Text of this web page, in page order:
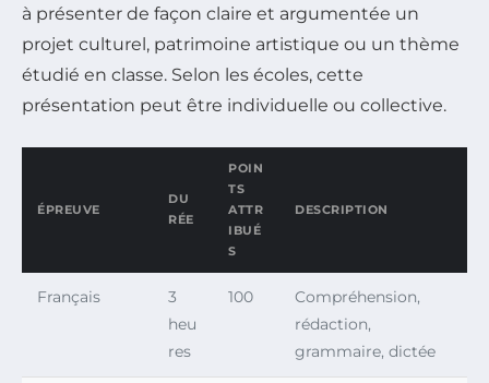
à présenter de façon claire et argumentée un
projet culturel, patrimoine artistique ou un thème
étudié en classe. Selon les écoles, cette
présentation peut être individuelle ou collective.
ÉPREUVE
DU
RÉE
POIN
TS
ATTR
IBUÉ
S
DESCRIPTION
Français
3
heu
res
100
Compréhension,
rédaction,
grammaire, dictée